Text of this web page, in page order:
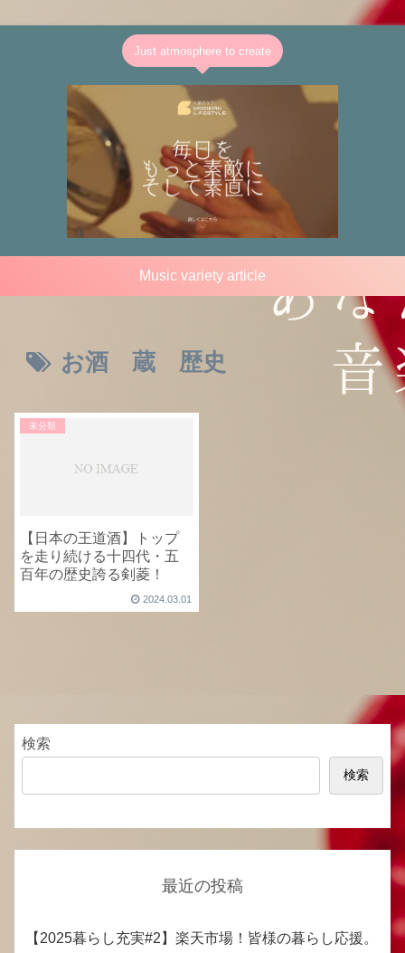
Just atmosphere to create
Music variety article
お酒 蔵 歴史
未分類
【日本の王道酒】トップ
を走り続ける十四代・五
百年の歴史誇る剣菱！
2024.03.01
検索
検索
最近の投稿
【2025暮らし充実#2】楽天市場！皆様の暮らし応援。